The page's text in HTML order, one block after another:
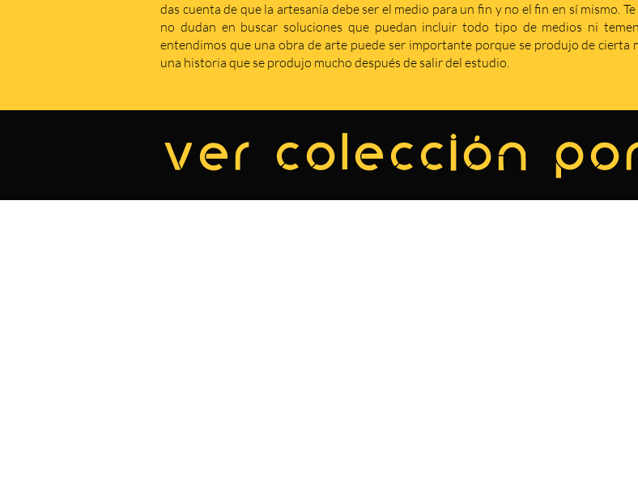
das cuenta de que la artesanía debe ser el medio para un fin y no el fin en sí mismo.
no dudan en buscar soluciones que puedan incluir todo tipo de medios ni
entendimos que una obra de arte puede ser importante porque se produjo de
una historia que se produjo mucho después de salir del estudio.
ver colección